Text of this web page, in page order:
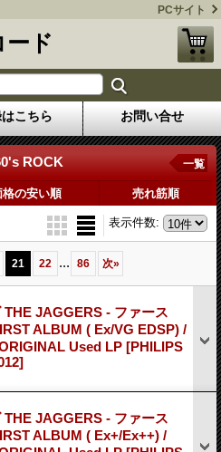
PCサイト
ド
こちら お問い合せ
ROCK 一覧
格の安い順 売れ筋順
表示件数:
21 22 ... 86 次»
THE JAGGERS - ファース
ALBUM ( Ex/VG EDSP) /
Used LP [PHILIPS
THE JAGGERS - ファース
ALBUM ( Ex+/Ex++) /